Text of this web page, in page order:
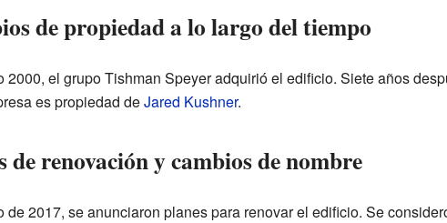
de propiedad a lo largo del tiempo
2000, el grupo Tishman Speyer adquirió el edificio. Siete años
es propiedad deJared Kushner.
de renovación y cambios de nombre
de 2017, se anunciaron planes para renovar el edificio. Se